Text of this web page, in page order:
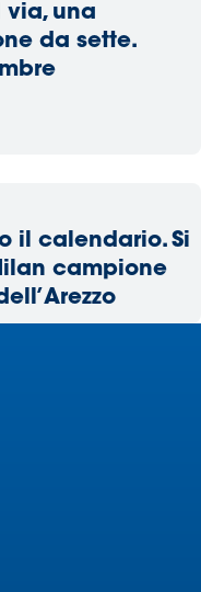
via, una
da sette.
il calendario. Si
campione